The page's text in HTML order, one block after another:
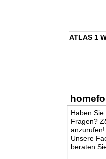
ATLAS 1
Haben
Fragen?
anzurufen!
Unsere
beraten